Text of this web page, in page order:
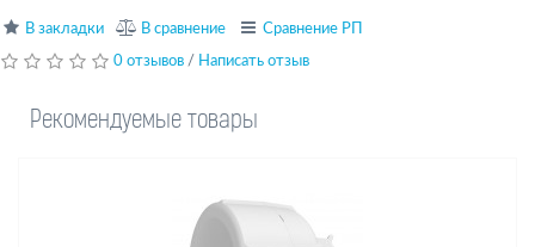
В закладки В сравнение Сравнение РП
0 отзывов / Написать отзыв
Рекомендуемые товары